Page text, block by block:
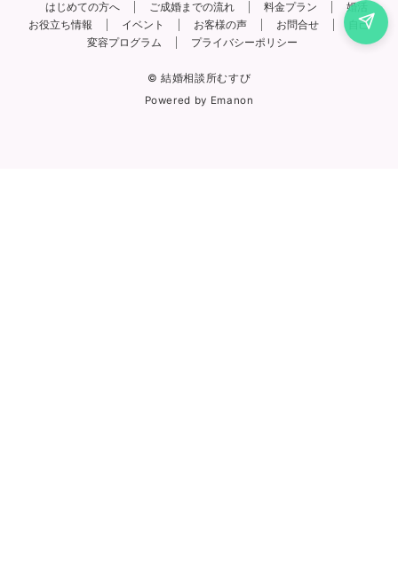
はじめての方へ ご成婚までの流れ 料金プラン
婚活
お役立ち情報
イベント お客様の声 お問合せ
自己
変容プログラム
プライバシーポリシー
© 結婚相談所むすび
Powered by Emanon